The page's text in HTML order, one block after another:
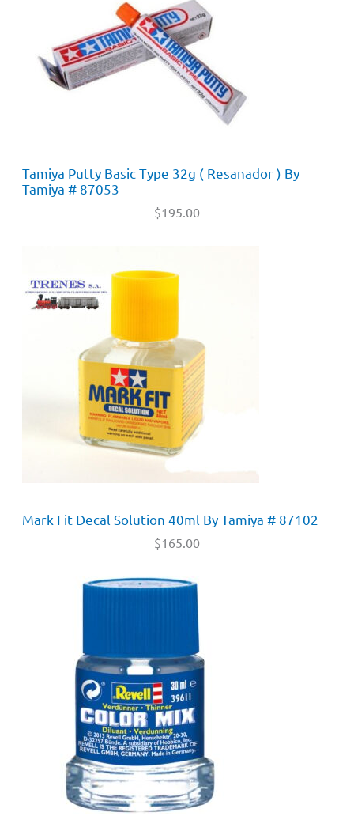
Tamiya Putty Basic Type 32g ( Resanador ) By
Tamiya # 87053
$195.00
Mark Fit Decal Solution 40ml By Tamiya # 87102
$165.00